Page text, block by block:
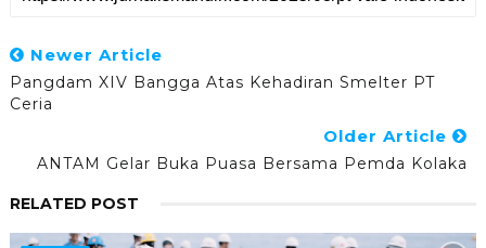
Newer Article
Pangdam XIV Bangga Atas Kehadiran Smelter PT
Ceria
Older Article
ANTAM Gelar Buka Puasa Bersama Pemda Kolaka
RELATED POST